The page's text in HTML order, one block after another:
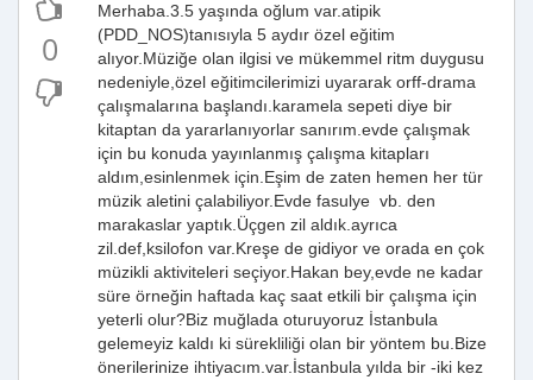
0
Merhaba.3.5 yaşında oğlum var.atipik
(PDD_NOS)tanısıyla 5 aydır özel eğitim
alıyor.Müziğe olan ilgisi ve mükemmel ritm duygusu
nedeniyle,özel eğitimcilerimizi uyararak orff-drama
çalışmalarına başlandı.karamela sepeti diye bir
kitaptan da yararlanıyorlar sanırım.evde çalışmak
için bu konuda yayınlanmış çalışma kitapları
aldım,esinlenmek için.Eşim de zaten hemen her tür
müzik aletini çalabiliyor.Evde fasulye vb. den
marakaslar yaptık.Üçgen zil aldık.ayrıca
zil.def,ksilofon var.Kreşe de gidiyor ve orada en çok
müzikli aktiviteleri seçiyor.Hakan bey,evde ne kadar
süre örneğin haftada kaç saat etkili bir çalışma için
yeterli olur?Biz muğlada oturuyoruz İstanbula
gelemeyiz kaldı ki sürekliliği olan bir yöntem bu.Bize
önerilerinize ihtiyacım.var.İstanbula yılda bir -iki kez